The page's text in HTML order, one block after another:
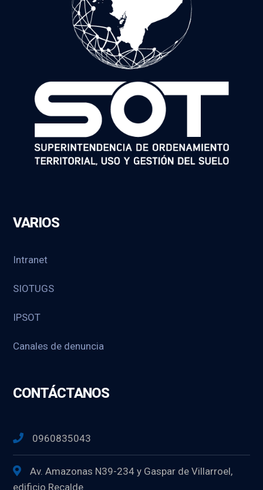
VARIOS
Intranet
SIOTUGS
IPSOT
Canales de denuncia
CONTÁCTANOS
0960835043
Av. Amazonas N39-234 y Gaspar de Villarroel,
edificio Recalde